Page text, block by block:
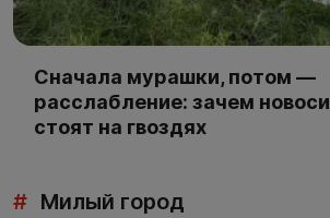
Сначала мурашки, потом —
расслабление: зачем
стоят на гвоздях
# Милый город